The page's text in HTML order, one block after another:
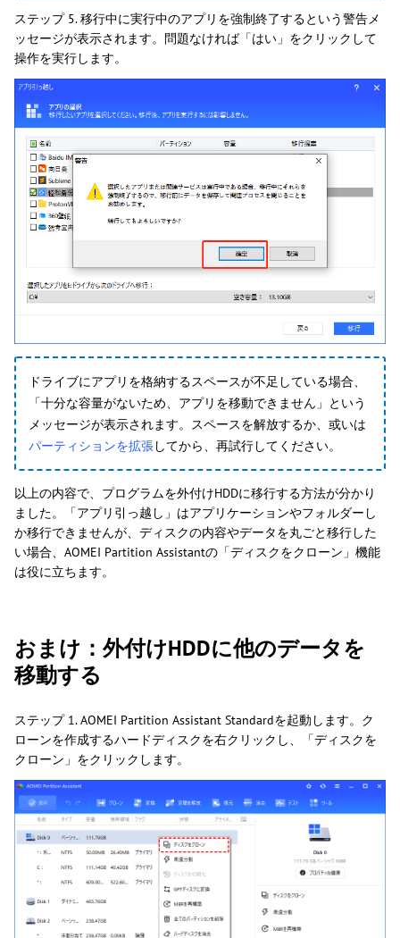
ステップ 5. 移行中に実行中のアプリを強制終了するという警告メ
ッセージが表示されます。問題なければ「はい」をクリックして
操作を実行します。
ドライブにアプリを格納するスペースが不足している場合、
「十分な容量がないため、アプリを移動できません」という
メッセージが表示されます。スペースを解放するか、或いは
パーティションを拡張してから、再試行してください。
以上の内容で、プログラムを外付けHDDに移行する方法が分かり
ました。「アプリ引っ越し」はアプリケーションやフォルダーし
か移行できませんが、ディスクの内容やデータを丸ごと移行した
い場合、AOMEI Partition Assistantの「ディスクをクローン」機能
は役に立ちます。
おまけ：外付けHDDに他のデータを
移動する
ステップ 1. AOMEI Partition Assistant Standardを起動します。ク
ローンを作成するハードディスクを右クリックし、「ディスクを
クローン」をクリックします。